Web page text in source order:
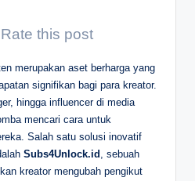
Rate this post
merupakan aset berharga yang
signifikan bagi para kreator.
hingga influencer di media
mencari cara untuk
Salah satu solusi inovatif
Subs4Unlock.id
, sebuah
kreator mengubah pengikut